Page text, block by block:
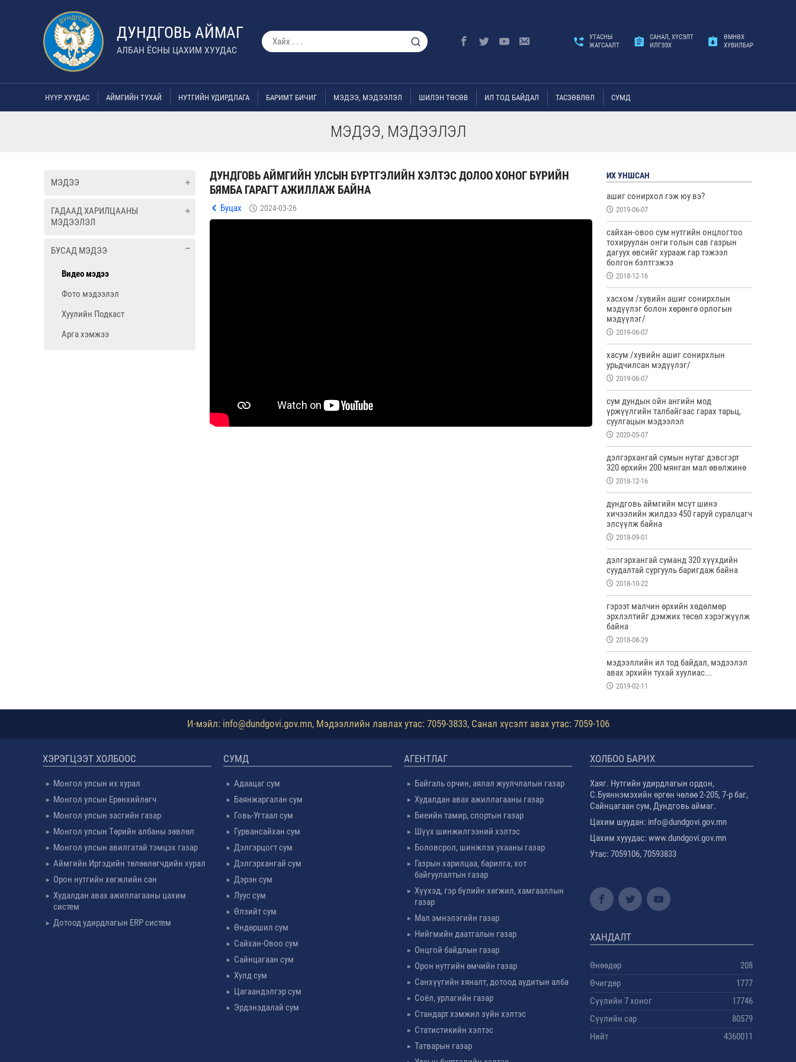
ДУНДГОВЬ АЙМАГ
АЛБАН ЁСНЫ ЦАХИМ ХУУДАС
УТАСНЫ
ЖАГСААЛТ
САНАЛ, ХҮСЭЛТ
ИЛГЭЭХ
ӨМНӨХ
ХУВИЛБАР
НҮҮР ХУУДАС АЙМГИЙН ТУХАЙ НУТГИЙН УДИРДЛАГА БАРИМТ БИЧИГ МЭДЭЭ, МЭДЭЭЛЭЛ ШИЛЭН ТӨСӨВ ИЛ ТОД БАЙДАЛ ТАСЗӨВЛӨЛ СУМД
МЭДЭЭ, МЭДЭЭЛЭЛ
МЭДЭЭ
ГАДААД ХАРИЛЦААНЫ
МЭДЭЭЛЭЛ
БУСАД МЭДЭЭ
Видео мэдээ
Фото мэдээлэл
Хуулийн Подкаст
Арга хэмжээ
ДУНДГОВЬ АЙМГИЙН УЛСЫН БҮРТГЭЛИЙН ХЭЛТЭС ДОЛОО ХОНОГ БҮРИЙН
БЯМБА ГАРАГТ АЖИЛЛАЖ БАЙНА
Буцах 2024-03-26
ИХ УНШСАН
ашиг сонирхол гэж юу вэ?
2019-06-07
сайхан-овоо сум нутгийн онцлогтоо
тохируулан онги голын сав газрын
дагуух өвсийг хурааж гар тэжээл
болгон бэлтгэжээ
2018-12-16
хасхом /хувийн ашиг сонирхлын
мэдүүлэг болон хөрөнгө орлогын
мэдүүлэг/
2019-06-07
хасум /хувийн ашиг сонирхлын
урьдчилсан мэдүүлэг/
2019-06-07
сум дундын ойн ангийн мод
үржүүлгийн талбайгаас гарах тарьц,
суулгацын мэдээлэл
2020-05-07
дэлгэрхангай сумын нутаг дэвсгэрт
320 өрхийн 200 мянган мал өвөлжинө
2018-12-16
дундговь аймгийн мсүт шинэ
хичээлийн жилдээ 450 гаруй суралцагч
элсүүлж байна
2018-09-01
дэлгэрхангай суманд 320 хүүхдийн
суудалтай сургууль баригдаж байна
2018-10-22
гэрээт малчин өрхийн хөдөлмөр
эрхлэлтийг дэмжих төсөл хэрэгжүүлж
байна
2018-08-29
мэдээллийн ил тод байдал, мэдээлэл
авах эрхийн тухай хуулиас...
2019-02-11
И-мэйл: info@dundgovi.gov.mn, Мэдээллийн лавлах утас: 7059-3833, Санал хүсэлт авах утас: 7059-106
ХЭРЭГЦЭЭТ ХОЛБООС
Монгол улсын их хурал
Монгол улсын Ерөнхийлөгч
Монгол улсын засгийн газар
Монгол улсын Төрийн албаны зөвлөл
Монгол улсын авилгатай тэмцэх газар
Аймгийн Иргэдийн төлөөлөгчдийн хурал
Орон нутгийн хөгжлийн сан
Худалдан авах ажиллагааны цахим
систем
Дотоод удирдлагын ERP систем
СУМД
Адаацаг сум
Баянжаргалан сум
Говь-Угтаал сум
Гурвансайхан сум
Дэлгэрцогт сум
Дэлгэрхангай сум
Дэрэн сум
Луус сум
Өлзийт сум
Өндөршил сум
Сайхан-Овоо сум
Сайнцагаан сум
Хулд сум
Цагаандэлгэр сум
Эрдэнэдалай сум
АГЕНТЛАГ
Байгаль орчин, аялал жуулчлалын газар
Худалдан авах ажиллагааны газар
Биеийн тамир, спортын газар
Шүүх шинжилгээний хэлтэс
Боловсрол, шинжлэх ухааны газар
Газрын харилцаа, барилга, хот
байгуулалтын газар
Хүүхэд, гэр бүлийн хөгжил, хамгааллын
газар
Мал эмнэлэгийн газар
Нийгмийн даатгалын газар
Онцгой байдлын газар
Орон нутгийн өмчийн газар
Санхүүгийн хяналт, дотоод аудитын алба
Соёл, урлагийн газар
Стандарт хэмжил зүйн хэлтэс
Статистикийн хэлтэс
Татварын газар
ХОЛБОО БАРИХ
Хаяг. Нутгийн удирдлагын ордон,
С.Буяннэмэхийн өргөн чөлөө 2-205, 7-р баг,
Сайнцагаан сум, Дундговь аймаг.
Цахим шуудан: info@dundgovi.gov.mn
Цахим хууудас: www.dundgovi.gov.mn
Утас: 7059106, 70593833
ХАНДАЛТ
Өнөөдөр
208
Өчигдөр
1777
Сүүлийн 7 хоног
17746
Сүүлийн сар
80579
Нийт
4360011